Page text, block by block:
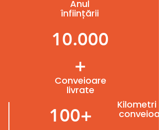
Anul
înființării
10.000
+
Conveioare
livrate
100+
Kilometri